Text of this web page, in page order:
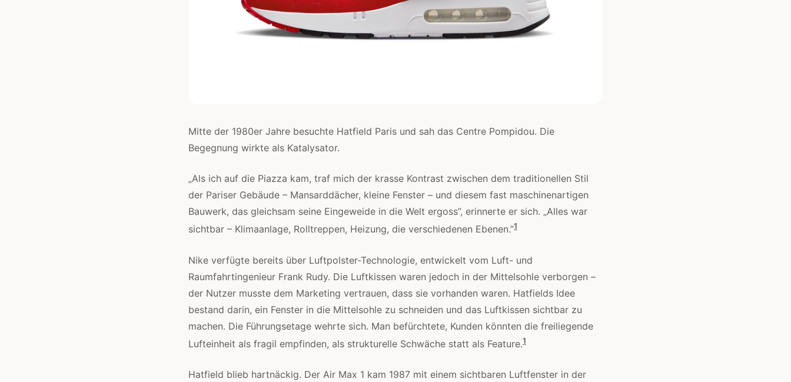
Mitte der 1980er Jahre besuchte Hatfield Paris und sah das Centre Pompidou. Die
Begegnung wirkte als Katalysator.
„Als ich auf die Piazza kam, traf mich der krasse Kontrast zwischen dem traditionellen Stil
der Pariser Gebäude – Mansarddächer, kleine Fenster – und diesem fast maschinenartigen
Bauwerk, das gleichsam seine Eingeweide in die Welt ergoss”, erinnerte er sich. „Alles war
sichtbar – Klimaanlage, Rolltreppen, Heizung, die verschiedenen Ebenen.”1
Nike verfügte bereits über Luftpolster-Technologie, entwickelt vom Luft- und
Raumfahrtingenieur Frank Rudy. Die Luftkissen waren jedoch in der Mittelsohle verborgen –
der Nutzer musste dem Marketing vertrauen, dass sie vorhanden waren. Hatfields Idee
bestand darin, ein Fenster in die Mittelsohle zu schneiden und das Luftkissen sichtbar zu
machen. Die Führungsetage wehrte sich. Man befürchtete, Kunden könnten die freiliegende
Lufteinheit als fragil empfinden, als strukturelle Schwäche statt als Feature.1
Hatfield blieb hartnäckig. Der Air Max 1 kam 1987 mit einem sichtbaren Luftfenster in der